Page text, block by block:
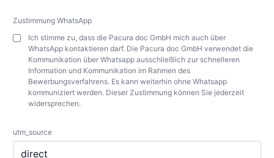
Zustimmung WhatsApp
Ich stimme zu, dass die Pacura doc GmbH mich auch über
WhatsApp kontaktieren darf. Die Pacura doc GmbH verwendet die
Kommunikation über Whatsapp ausschließlich zur schnelleren
Information und Kommunikation im Rahmen des
Bewerbungsverfahrens. Es kann weiterhin ohne Whatsapp
kommuniziert werden. Dieser Zustimmung können Sie jederzeit
widersprechen.
utm_source